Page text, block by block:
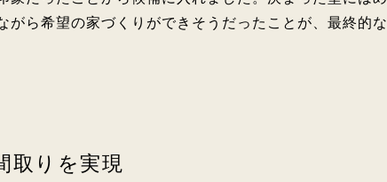
がら希望の家づくりができそうだったことが、最終的な
取りを実現